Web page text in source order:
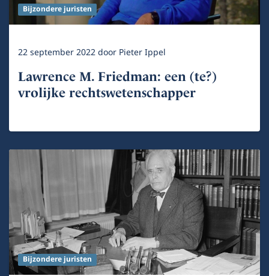
Bijzondere juristen
22 september 2022door Pieter Ippel
Lawrence M. Friedman: een (te?)
vrolijke rechtswetenschapper
Bijzondere juristen